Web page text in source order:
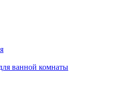
ванной комнаты